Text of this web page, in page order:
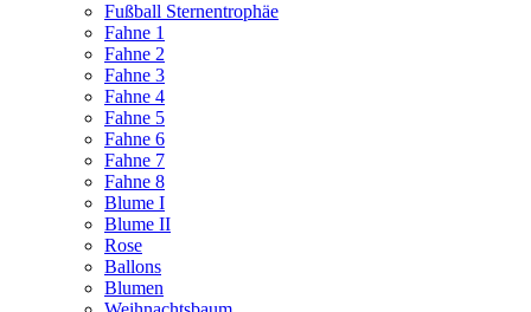
Fußball Sternentrophäe
Fahne 1
Fahne 2
Fahne 3
Fahne 4
Fahne 5
Fahne 6
Fahne 7
Fahne 8
Blume I
Blume II
Rose
Ballons
Blumen